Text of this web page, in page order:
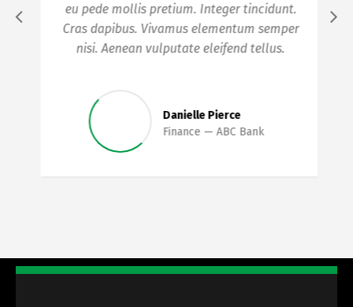
eu pede mollis pretium. Integer tincidunt.
Cras dapibus. Vivamus elementum semper
nisi. Aenean vulputate eleifend tellus.
Danielle Pierce
Finance
ABC Bank